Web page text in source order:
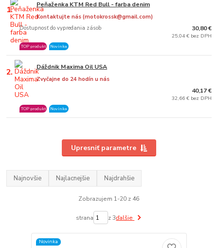
1. Peňaženka KTM Red Bull - farba denim
Dostupnosť do vypredania zásob
Kontaktujte nás (motokrossk@gmail.com)
TOP produkt Novinka
30,80 €
25,04 € bez DPH
2. Dáždnik Maxima Oil USA
Zvyčajne do 24 hodín u nás
TOP produkt Novinka
40,17 €
32,66 € bez DPH
Upresniť parametre
Najnovšie Najlacnejšie Najdrahšie
Zobrazujem 1-20 z 46
strana z 3ďalšie
Novinka